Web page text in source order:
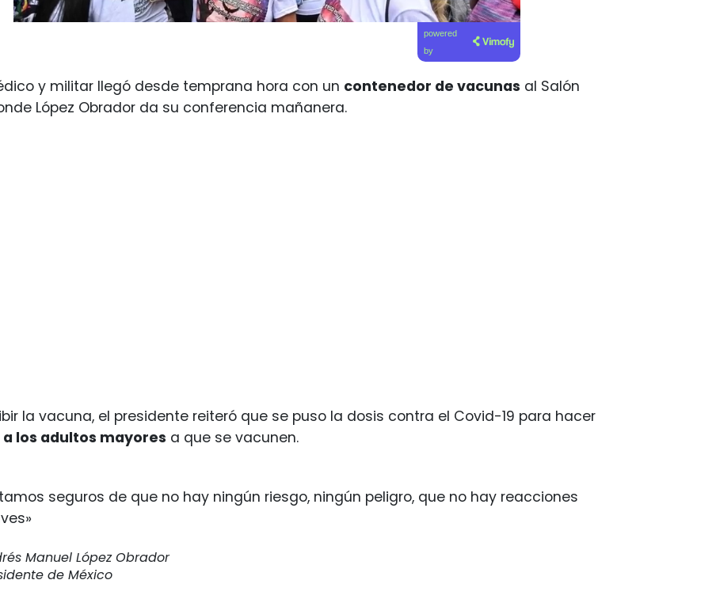
powered
by
y militar llegó desde temprana hora con un contenedor de vacunas al Salón
López Obrador da su conferencia mañanera.
la vacuna, el presidente reiteró que se puso la dosis contra el Covid-19 para hacer
los adultos mayores a que se vacunen.
seguros de que no hay ningún riesgo, ningún peligro, que no hay reacciones
Manuel López Obrador
de México